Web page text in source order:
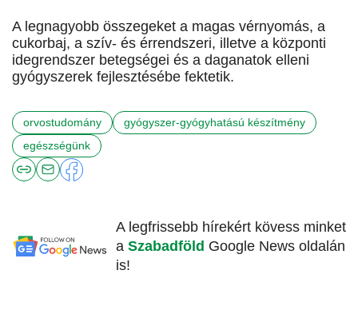
A legnagyobb összegeket a magas vérnyomás, a
cukorbaj, a szív- és érrendszeri, illetve a központi
idegrendszer betegségei és a daganatok elleni
gyógyszerek fejlesztésébe fektetik.
orvostudomány
gyógyszer-gyógyhatású készítmény
egészségünk
A legfrissebb hírekért kövess minket
a Szabadföld Google News oldalán
is!